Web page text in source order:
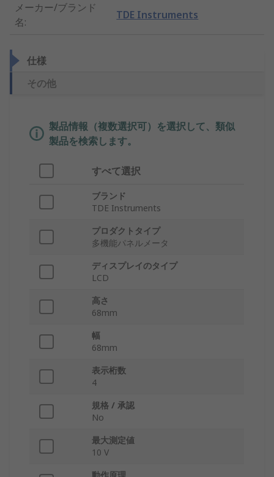
メーカー/ブランド
名:
TDE Instruments
仕様
その他
製品情報（複数選択可）を選択して、類似
製品を検索します。
すべて選択
ブランド
TDE Instruments
プロダクトタイプ
多機能パネルメータ
ディスプレイのタイプ
LCD
高さ
68mm
幅
68mm
表示桁数
4
規格 / 承認
No
最大測定値
10 V